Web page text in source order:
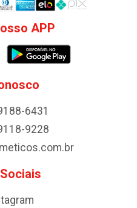
APP
6431
9228